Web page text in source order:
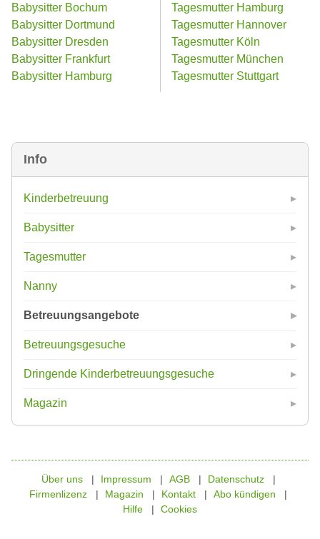
Info
Kinderbetreuung
Babysitter
Tagesmutter
Nanny
Betreuungsangebote
Betreuungsgesuche
Dringende Kinderbetreuungsgesuche
Magazin
Babysitter Bochum
Babysitter Dortmund
Babysitter Dresden
Babysitter Frankfurt
Babysitter Hamburg
Tagesmutter Hamburg
Tagesmutter Hannover
Tagesmutter Köln
Tagesmutter München
Tagesmutter Stuttgart
Über uns Impressum AGB
Datenschutz
Firmenlizenz
Magazin Kontakt
Abo kündigen
Hilfe
Cookies